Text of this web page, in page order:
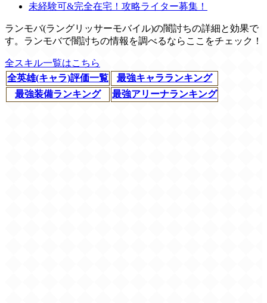
未経験可&完全在宅！攻略ライター募集！
ランモバ(ラングリッサーモバイル)の闇討ちの詳細と効果で
す。ランモバで闇討ちの情報を調べるならここをチェック！
全スキル一覧はこちら
全英雄(キャラ)評価一覧
最強キャラランキング
最強装備ランキング
最強アリーナランキング